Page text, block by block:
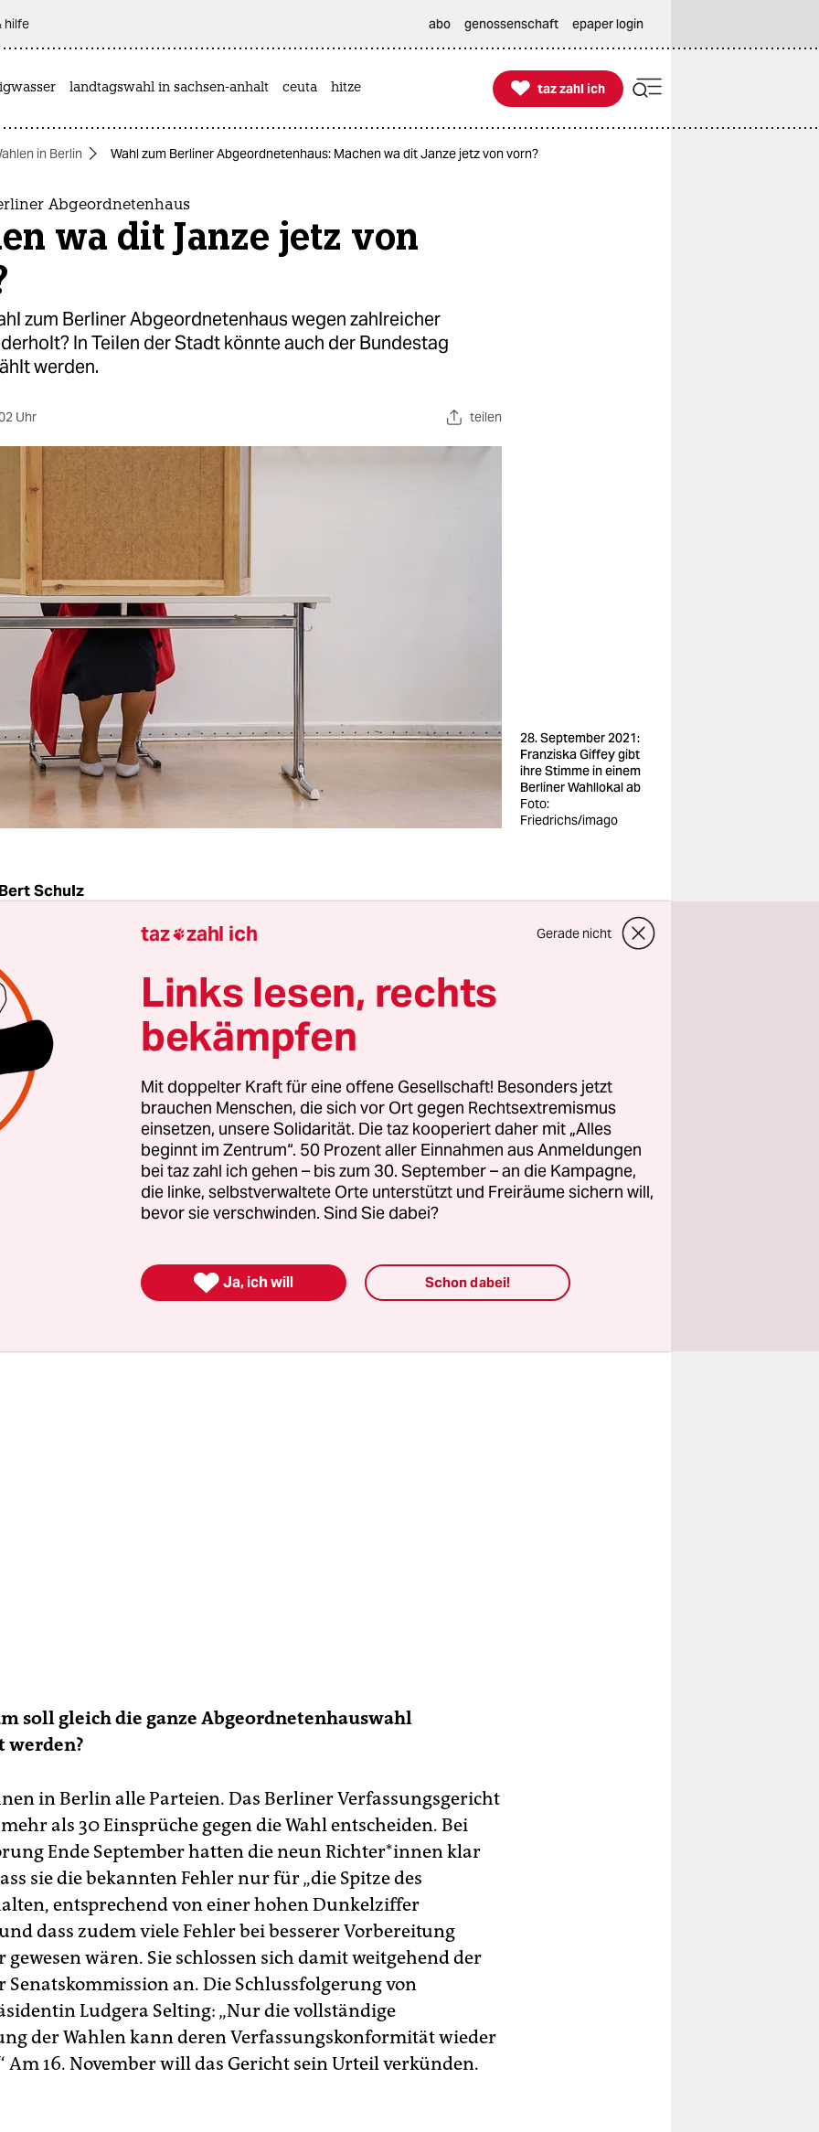
hilfe abo genossenschaft epaper login
landtagswahl in sachsen-anhalt ceuta hitze 
taz zahl ich
taz zahl ich
in Berlin Wahl zum Berliner Abgeordnetenhaus: Machen wa dit Janze jetz von vorn?
Abgeordnetenhaus
wa dit Janze jetz von
zum Berliner Abgeordnetenhaus wegen zahlreicher
In Teilen der Stadt könnte auch der Bundestag
werden.
Uhr teilen
28. September 2021:
Franziska Giffey gibt
ihre Stimme in einem
Berliner Wahllokal ab
Foto:
Friedrichs/imago
Bert Schulz
26. September 2021 in Berlin los?
um korrekt Wahlen abzuhalten, findet der Berliner
Gleich drei Wahlen – zum Bundestag, zum
und zu den zwölf Bezirksparlamenten – fanden
Volksentscheid, parallel zum Großereignis Berlin-
weite Teile der Innenstadt verstopfte. Und das Ganze
Die Folge: Vor vielen Wahllokalen bildeten
Schlangen, Stimmzettel fehlten oder waren
Bereits wenige Tage später trat die Landeswahlleiterin
Bausenator Andreas Geisel (SPD) habe die „logistische
soll gleich die ganze Abgeordnetenhauswahl
werden?
in Berlin alle Parteien. Das Berliner Verfassungsgericht
als 30 Einsprüche gegen die Wahl entscheiden. Bei
Ende September hatten die neun Rich­te­r*in­nen klar
sie die bekannten Fehler nur für „die Spitze des
entsprechend von einer hohen Dunkelziffer
dass zudem viele Fehler bei besserer Vorbereitung
wären. Sie schlossen sich damit weitgehend der
Senatskommission an. Die Schlussfolgerung von
Ludgera Selting: „Nur die vollständige
der Wahlen kann deren Verfassungskonformität wieder
Am 16. November will das Gericht sein Urteil verkünden.
taz zahl ich Gerade nicht
Links lesen, rechts
bekämpfen
Mit doppelter Kraft für eine offene Gesellschaft! Besonders jetzt
brauchen Menschen, die sich vor Ort gegen Rechtsextremismus
einsetzen, unsere Solidarität. Die taz kooperiert daher mit „Alles
beginnt im Zentrum“. 50 Prozent aller Einnahmen aus Anmeldungen
bei taz zahl ich gehen – bis zum 30. September – an die Kampagne,
die linke, selbstverwaltete Orte unterstützt und Freiräume sichern will,
bevor sie verschwinden. Sind Sie dabei?
 Ja, ich will Schon dabei!